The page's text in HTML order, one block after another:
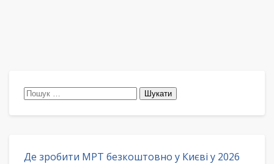
Пошук:
Де зробити МРТ безкоштовно у Києві у 2026